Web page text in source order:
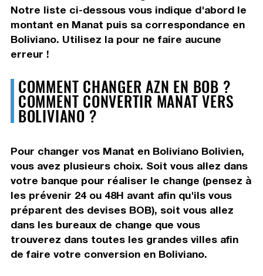
Notre liste ci-dessous vous indique d'abord le
montant en Manat puis sa correspondance en
Boliviano. Utilisez la pour ne faire aucune
erreur !
COMMENT CHANGER AZN EN BOB ?
COMMENT CONVERTIR MANAT VERS
BOLIVIANO ?
Pour changer vos Manat en Boliviano Bolivien,
vous avez plusieurs choix. Soit vous allez dans
votre banque pour réaliser le change (pensez à
les prévenir 24 ou 48H avant afin qu'ils vous
préparent des devises BOB), soit vous allez
dans les bureaux de change que vous
trouverez dans toutes les grandes villes afin
de faire votre conversion en Boliviano.